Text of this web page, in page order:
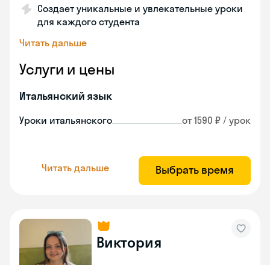
Создает уникальные и увлекательные уроки
для каждого студента
Читать дальше
Услуги и цены
Итальянский язык
Уроки итальянского от 1590 ₽ / урок
Читать дальше Выбрать время
Виктория